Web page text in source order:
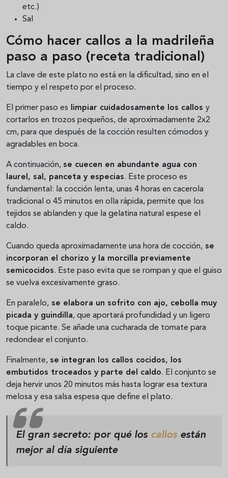
etc.)
Sal
Cómo hacer callos a la madrileña
paso a paso (receta tradicional)
La clave de este plato no está en la dificultad, sino en el
tiempo y el respeto por el proceso.
El primer paso es limpiar cuidadosamente los callos y
cortarlos en trozos pequeños, de aproximadamente 2x2
cm, para que después de la cocción resulten cómodos y
agradables en boca.
A continuación, se cuecen en abundante agua con
laurel, sal, panceta y especias. Este proceso es
fundamental: la cocción lenta, unas 4 horas en cacerola
tradicional o 45 minutos en olla rápida, permite que los
tejidos se ablanden y que la gelatina natural espese el
caldo.
Cuando queda aproximadamente una hora de cocción, se
incorporan el chorizo y la morcilla previamente
semicocidos. Este paso evita que se rompan y que el guiso
se vuelva excesivamente graso.
En paralelo, se elabora un sofrito con ajo, cebolla muy
picada y guindilla, que aportará profundidad y un ligero
toque picante. Se añade una cucharada de tomate para
redondear el conjunto.
Finalmente, se integran los callos cocidos, los
embutidos troceados y parte del caldo. El conjunto se
deja hervir unos 20 minutos más hasta lograr esa textura
melosa y esa salsa espesa que define el plato.
El gran secreto: por qué los callos están
mejor al día siguiente